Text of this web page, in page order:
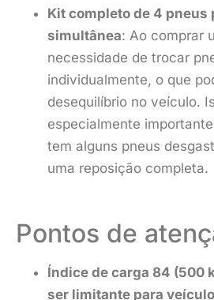
Kit completo de 4
simultânea: Ao comprar
necessidade de trocar
individualmente, o que
desequilíbrio no veículo.
especialmente
tem alguns pneus
uma reposição completa.
Pontos de
Índice de carga 84 (500
ser limitante para